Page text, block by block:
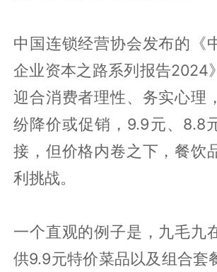
中国连锁经营协会发布的《
企业资本之路系列报告2024
迎合消费者理性、务实心理
纷降价或促销，9.9元、8.8
接，但价格内卷之下，餐饮
利挑战。
一个直观的例子是，九毛九
供9.9元特价菜品以及组合套